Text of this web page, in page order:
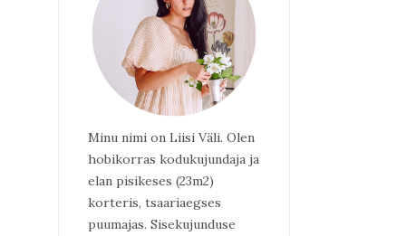
Minu nimi on Liisi Väli. Olen
hobikorras kodukujundaja ja
elan pisikeses (23m2)
korteris, tsaariaegses
puumajas. Sisekujunduse